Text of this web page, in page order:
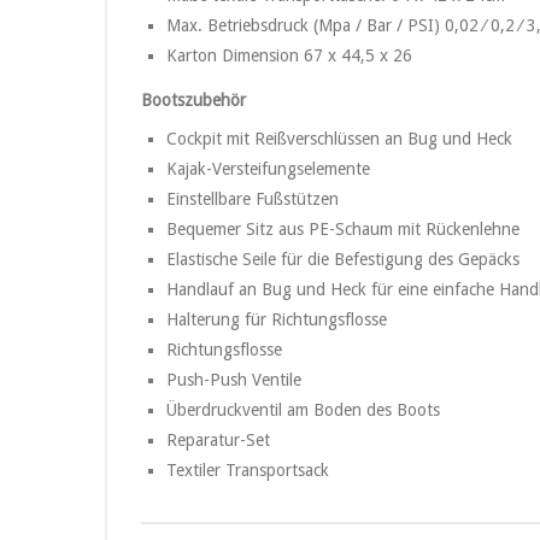
Max. Betriebsdruck (Mpa / Bar / PSI) 0,02 ⁄ 0,2 ⁄
Karton Dimension 67 x 44,5 x 26
Bootszubehör
Cockpit mit Reißverschlüssen an Bug und Heck
Kajak-Versteifungselemente
Einstellbare Fußstützen
Bequemer Sitz aus PE-Schaum mit Rückenlehne
Elastische Seile für die Befestigung des Gepäcks
Handlauf an Bug und Heck für eine einfache
Halterung für Richtungsflosse
Richtungsflosse
Push-Push Ventile
Überdruckventil am Boden des Boots
Reparatur-Set
Textiler Transportsack